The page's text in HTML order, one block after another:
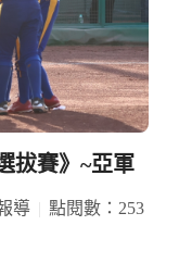
拔賽》~亞軍
導
點閱數：253